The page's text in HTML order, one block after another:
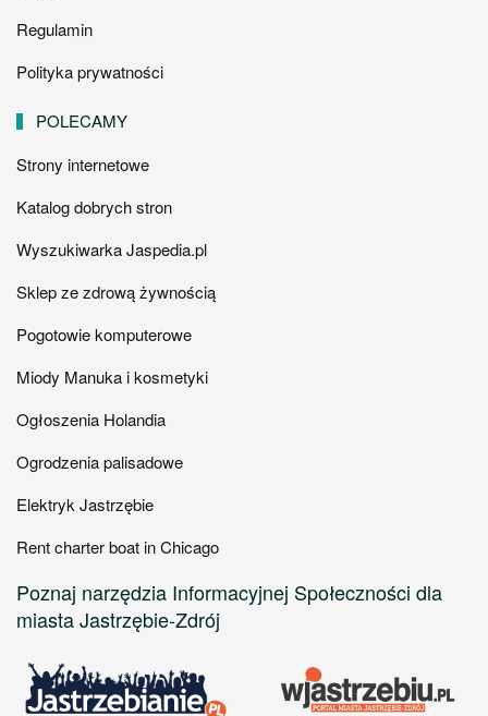
Regulamin
Polityka prywatności
POLECAMY
Strony internetowe
Katalog dobrych stron
Wyszukiwarka Jaspedia.pl
Sklep ze zdrową żywnością
Pogotowie komputerowe
Miody Manuka i kosmetyki
Ogłoszenia Holandia
Ogrodzenia palisadowe
Elektryk Jastrzębie
Rent charter boat in Chicago
Poznaj narzędzia Informacyjnej Społeczności dla
miasta Jastrzębie-Zdrój